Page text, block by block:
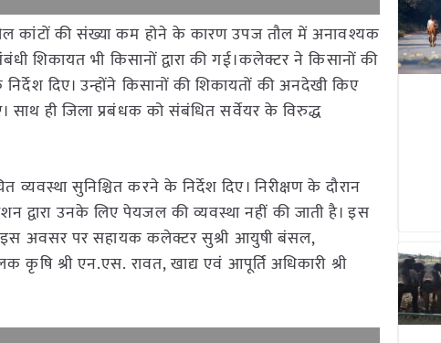
कांटों की संख्या कम होने के कारण उपज तौल में अनावश्यक
शिकायत भी किसानों द्वारा की गई।कलेक्टर ने किसानों की
दिए। उन्होंने किसानों की शिकायतों की अनदेखी किए
साथ ही जिला प्रबंधक को संबंधित सर्वेयर के विरुद्ध
सुनिश्चित करने के निर्देश दिए। निरीक्षण के दौरान
द्वारा उनके लिए पेयजल की व्यवस्था नहीं की जाती है। इस
इस अवसर पर सहायक कलेक्टर सुश्री आयुषी बंसल,
श्री एन.एस. रावत, खाद्य एवं आपूर्ति अधिकारी श्री